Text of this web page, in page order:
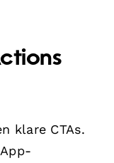
klare CTAs.